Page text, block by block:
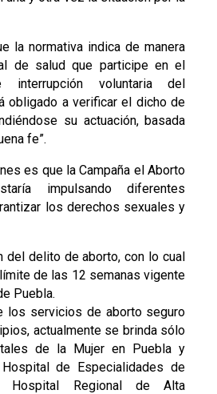
la normativa indica de manera
de salud que participe en el
interrupción voluntaria del
obligado a verificar el dicho de
su actuación, basada
fe”.
es que la Campaña el Aborto
impulsando diferentes
los derechos sexuales y
del delito de aborto, con lo cual
de las 12 semanas vigente
Puebla.
los servicios de aborto seguro
actualmente se brinda sólo
de la Mujer en Puebla y
Hospital de Especialidades de
Hospital Regional de Alta